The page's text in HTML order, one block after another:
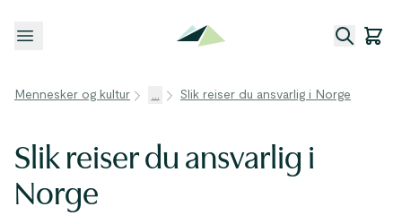
Åpne meny
Mennesker og kultur ... Slik reiser du ansvarlig i Norge
Slik reiser du ansvarlig i
Norge